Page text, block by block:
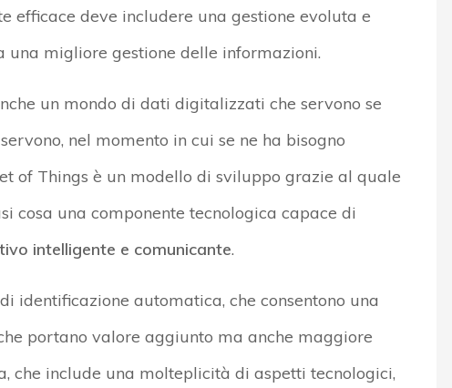
efficace deve includere una gestione evoluta e
migliore gestione delle informazioni.
un mondo di dati digitalizzati che servono se
nel momento in cui se ne ha bisogno
of Things è un modello di sviluppo grazie al quale
cosa una componente tecnologica capace di
intelligente e comunicante.
identificazione automatica, che consentono una
portano valore aggiunto ma anche maggiore
che include una molteplicità di aspetti tecnologici,